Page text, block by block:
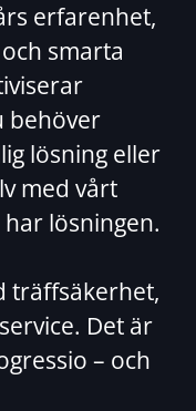
erfarenhet,
smarta
behöver
lösning eller
med vårt
har lösningen.
träffsäkerhet,
Det är
– och